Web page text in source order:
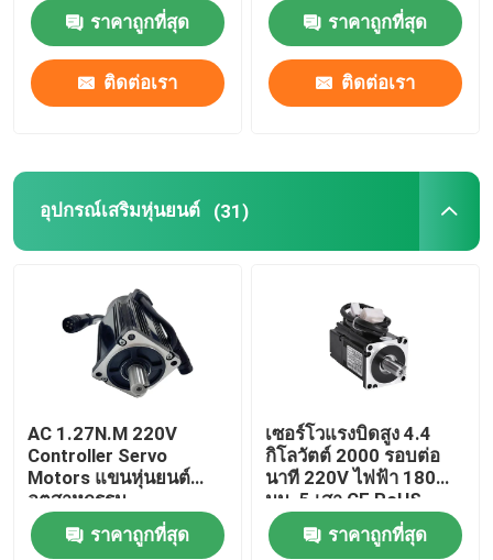
ฝาครอบป้องกันหุ่นยนต์
ชิ้นส่วนหุ่นยนต์
แหล่งจ่ายไฟของหุ่นยนต์
หุ่นยนต์เชื่อมอุตสาหกรรม
แขนหุ่นยนต์มือสอง
การบำรุงรักษาหุ่นยนต์
เครื่องทำความสะอาดเลเซอร์แบบมือถือ
ราคาถูกที่สุด
ติดต่อเรา
ราคาถูกที่สุด
ติดต่อเรา
อุปกรณ์เสริมหุ่นยนต์ (31)
AC 1.27N.M 220V
Controller Servo
Motors แขนหุ่นยนต์
อุตสาหกรรม
ราคาถูกที่สุด
เซอร์โวแรงบิดสูง 4.4
กิโลวัตต์ 2000 รอบต่อ
นาที 220V ไฟฟ้า 180
มม. 5 เสา CE RoHS
เครื่องกลึงซีเอ็นซี
มาตรฐานราคาถูกที่สุด